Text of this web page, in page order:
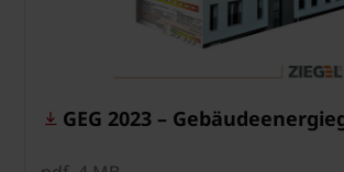
GEG 2023 –